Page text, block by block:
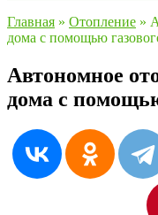
Главная » Отопление »
дома с помощью
Автономное
дома с